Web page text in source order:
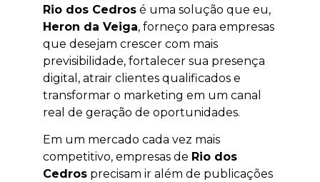
Rio dos Cedros é uma solução que eu,
Heron da Veiga, forneço para empresas
que desejam crescer com mais
previsibilidade, fortalecer sua presença
digital, atrair clientes qualificados e
transformar o marketing em um canal
real de geração de oportunidades.
Em um mercado cada vez mais
competitivo, empresas de Rio dos
Cedros precisam ir além de publicações